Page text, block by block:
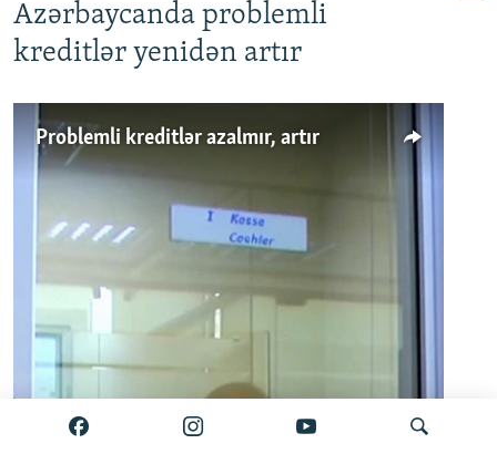
Azərbaycanda problemli
kreditlər yenidən artır
Problemli kreditlər azalmır, artır